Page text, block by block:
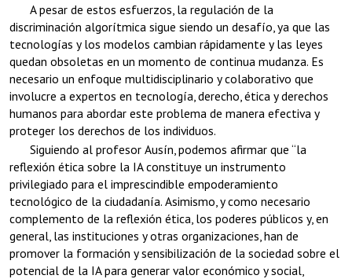
A pesar de estos esfuerzos, la regulación de la
discriminación algorítmica sigue siendo un desafío, ya que las
tecnologías y los modelos cambian rápidamente y las leyes
quedan obsoletas en un momento de continua mudanza. Es
necesario un enfoque multidisciplinario y colaborativo que
involucre a expertos en tecnología, derecho, ética y derechos
humanos para abordar este problema de manera efectiva y
proteger los derechos de los individuos.
Siguiendo al profesor Ausín, podemos afirmar que “la
reflexión ética sobre la IA constituye un instrumento
privilegiado para el imprescindible empoderamiento
tecnológico de la ciudadanía. Asimismo, y como necesario
complemento de la reflexión ética, los poderes públicos y, en
general, las instituciones y otras organizaciones, han de
promover la formación y sensibilización de la sociedad sobre el
potencial de la IA para generar valor económico y social,